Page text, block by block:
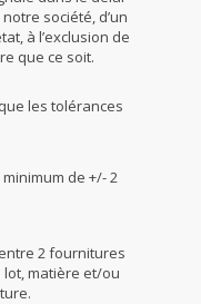
société, d’un
à l’exclusion de
que ce soit.
les tolérances
de +/- 2
2 fournitures
lot, matière et/ou